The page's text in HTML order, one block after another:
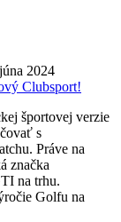
2024
športovej verzie
s
Práve na
značka
na trhu.
Golfu na